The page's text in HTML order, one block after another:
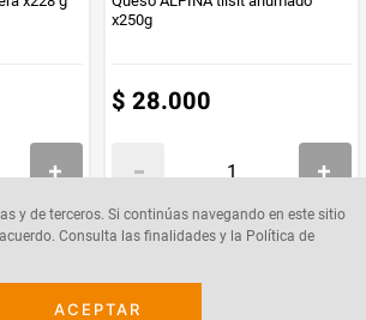
y de terceros. Si continúas navegando en este sitio
Consulta las finalidades y la Política de
ACEPTAR
x250g
$ 28.000
Agregar